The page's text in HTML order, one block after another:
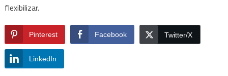
flexibilizar.
Pinterest Facebook Twitter/X
LinkedIn